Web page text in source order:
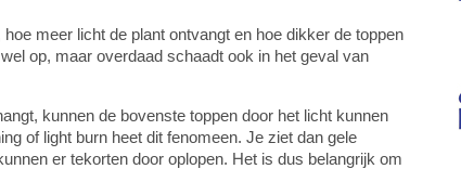
meer licht de plant ontvangt en hoe dikker de toppen
op, maar overdaad schaadt ook in het geval van
kunnen de bovenste toppen door het licht kunnen
of light burn heet dit fenomeen. Je ziet dan gele
er tekorten door oplopen. Het is dus belangrijk om